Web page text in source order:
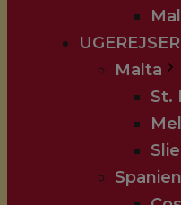
UGEREJSER
Malta
St.
Spanien